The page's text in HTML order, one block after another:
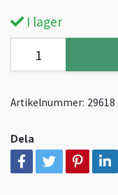
I lager
Artikelnummer: 29618
Dela